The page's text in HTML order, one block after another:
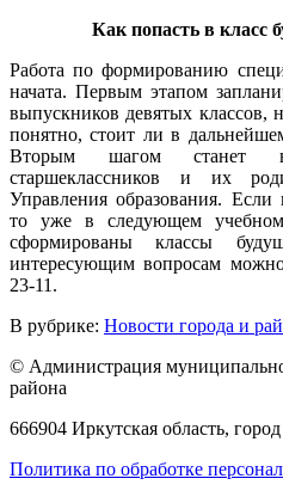
Как попасть в класс
Работа по формированию
начата. Первым этапом
выпускников девятых классов,
понятно, стоит ли в
Вторым шагом станет
старшеклассников и их
Управления образования.
то уже в следующем
сформированы классы
интересующим вопросам
23-11.
В рубрике: Новости города и
© Администрация
района
666904 Иркутская область,
Политика по обработке